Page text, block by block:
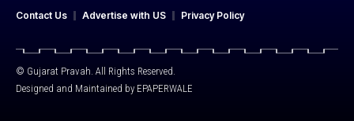
Contact Us Advertise with US Privacy Policy
© Gujarat Pravah. All Rights Reserved.
Designed and Maintained by EPAPERWALE